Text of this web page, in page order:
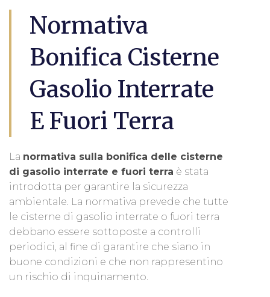
Normativa
Bonifica Cisterne
Gasolio Interrate
E Fuori Terra
La normativa sulla bonifica delle cisterne
di gasolio interrate e fuori terra è stata
introdotta per garantire la sicurezza
ambientale. La normativa prevede che tutte
le cisterne di gasolio interrate o fuori terra
debbano essere sottoposte a controlli
periodici, al fine di garantire che siano in
buone condizioni e che non rappresentino
un rischio di inquinamento.